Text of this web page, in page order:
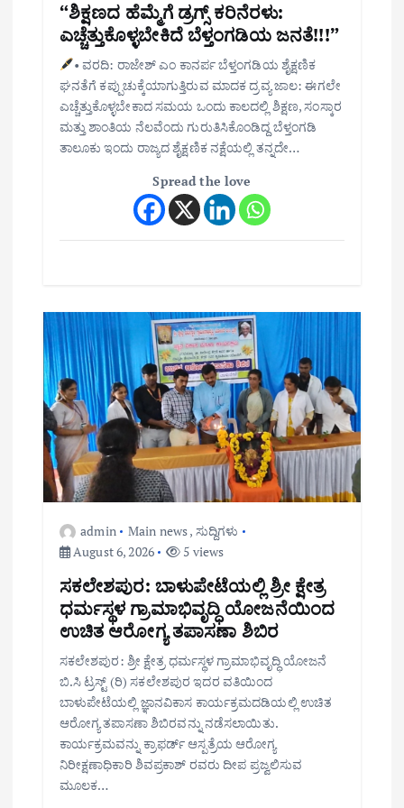
“ಶಿಕ್ಷಣದ ಹೆಮ್ಮೆಗೆ ಡ್ರಗ್ಸ್ ಕರಿನೆರಳು:
ಎಚ್ಚೆತ್ತುಕೊಳ್ಳಬೇಕಿದೆ ಬೆಳ್ತಂಗಡಿಯ ಜನತೆ!!!”
• ವರದಿ: ರಾಜೇಶ್ ಎಂ ಕಾನರ್ಪ ಬೆಳ್ತಂಗಡಿಯ ಶೈಕ್ಷಣಿಕ
ಘನತೆಗೆ ಕಪ್ಪುಚುಕ್ಕೆಯಾಗುತ್ತಿರುವ ಮಾದಕ ದ್ರವ್ಯ ಜಾಲ: ಈಗಲೇ
ಎಚ್ಚೆತ್ತುಕೊಳ್ಳಬೇಕಾದ ಸಮಯ ಒಂದು ಕಾಲದಲ್ಲಿ ಶಿಕ್ಷಣ, ಸಂಸ್ಕಾರ
ಮತ್ತು ಶಾಂತಿಯ ನೆಲವೆಂದು ಗುರುತಿಸಿಕೊಂಡಿದ್ದ ಬೆಳ್ತಂಗಡಿ
ತಾಲೂಕು ಇಂದು ರಾಜ್ಯದ ಶೈಕ್ಷಣಿಕ ನಕ್ಷೆಯಲ್ಲಿ ತನ್ನದೇ…
Spread the love
admin Main news, ಸುದ್ದಿಗಳು
August 6, 2026
5 views
ಸಕಲೇಶಪುರ: ಬಾಳುಪೇಟೆಯಲ್ಲಿ ಶ್ರೀ ಕ್ಷೇತ್ರ
ಧರ್ಮಸ್ಥಳ ಗ್ರಾಮಾಭಿವೃದ್ಧಿ ಯೋಜನೆಯಿಂದ
ಉಚಿತ ಆರೋಗ್ಯ ತಪಾಸಣಾ ಶಿಬಿರ
ಸಕಲೇಶಪುರ: ಶ್ರೀ ಕ್ಷೇತ್ರ ಧರ್ಮಸ್ಥಳ ಗ್ರಾಮಾಭಿವೃದ್ಧಿ ಯೋಜನೆ
ಬಿ.ಸಿ ಟ್ರಸ್ಟ್ (ರಿ) ಸಕಲೇಶಪುರ ಇದರ ವತಿಯಿಂದ
ಬಾಳುಪೇಟೆಯಲ್ಲಿ ಜ್ಞಾನವಿಕಾಸ ಕಾರ್ಯಕ್ರಮದಡಿಯಲ್ಲಿ ಉಚಿತ
ಆರೋಗ್ಯ ತಪಾಸಣಾ ಶಿಬಿರವನ್ನು ನಡೆಸಲಾಯಿತು.
ಕಾರ್ಯಕ್ರಮವನ್ನು ಕ್ರಾಫರ್ಡ್ ಆಸ್ಪತ್ರೆಯ ಆರೋಗ್ಯ
ನಿರೀಕ್ಷಣಾಧಿಕಾರಿ ಶಿವಪ್ರಕಾಶ್ ರವರು ದೀಪ ಪ್ರಜ್ವಲಿಸುವ
ಮೂಲಕ…